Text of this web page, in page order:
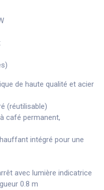
de haute qualité et acier
(réutilisable)
café permanent,
intégré pour une
avec lumière indicatrice
0.8 m